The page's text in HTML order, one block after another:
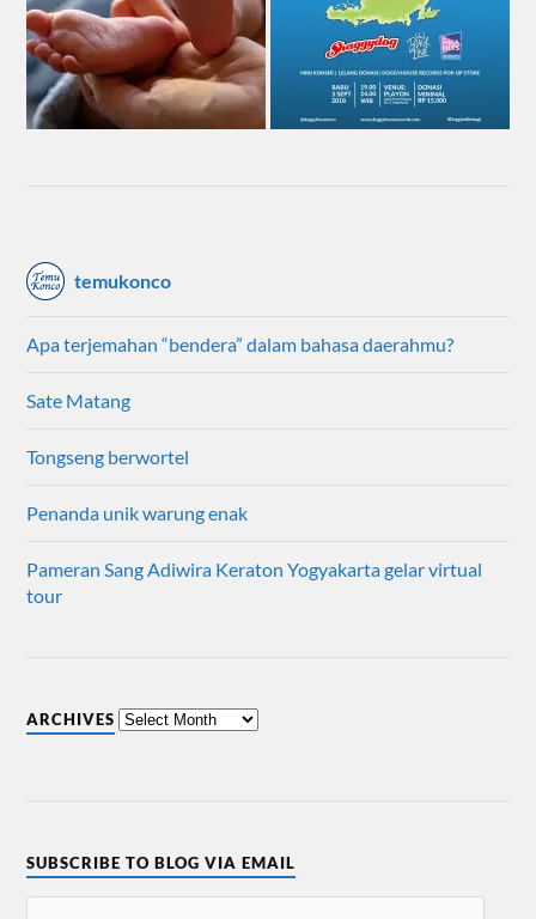
temukonco
Apa terjemahan “bendera” dalam bahasa daerahmu?
Sate Matang
Tongseng berwortel
Penanda unik warung enak
Pameran Sang Adiwira Keraton Yogyakarta gelar virtual
tour
ARCHIVES
SUBSCRIBE TO BLOG VIA EMAIL